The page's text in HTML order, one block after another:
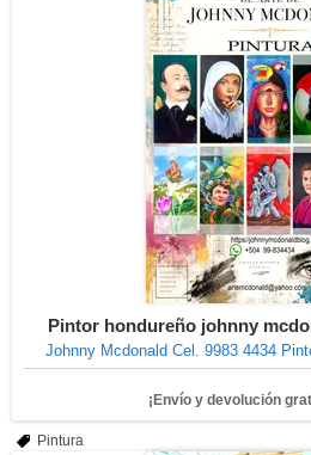
Pintor hondureño johnny
Johnny Mcdonald Cel. 9983 4434
¡Envío y devolución
Pintura